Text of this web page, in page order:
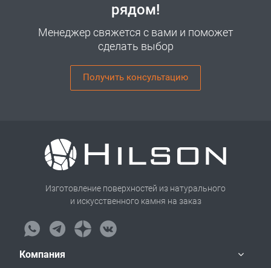
рядом!
Менеджер свяжется с вами и поможет
сделать выбор
Получить консультацию
Изготовление поверхностей из натурального
и искусственного камня на заказ
Компания